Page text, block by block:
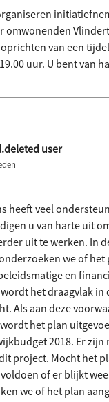
omwonenden
van een
uur. U bent van
user
heeft veel
u van harte uit
uit te werken. In
we of het
en
het draagvlak in
Als aan deze
het plan
2018. Er zijn
project. Mocht het
of er blijkt
we of het plan